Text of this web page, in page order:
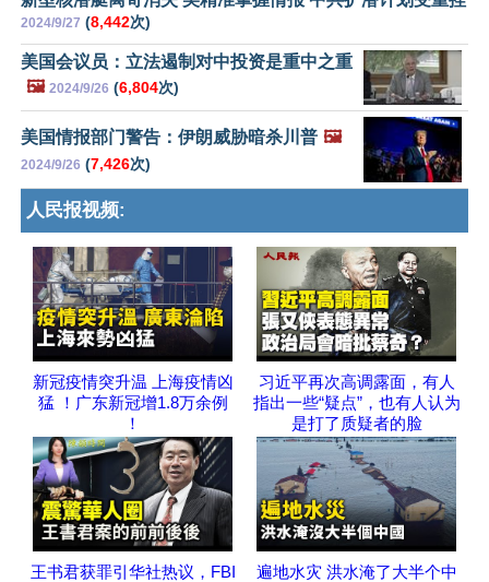
2024/9/27 (8,442次)
美国会议员：立法遏制对中投资是重中之重
🖼️ 2024/9/26 (6,804次)
美国情报部门警告：伊朗威胁暗杀川普 🖼️
2024/9/26 (7,426次)
人民报视频:
新冠疫情突升温 上海疫情凶
猛 ！广东新冠增1.8万余例
！
习近平再次高调露面，有人
指出一些“疑点”，也有人认为
是打了质疑者的脸
王书君获罪引华社热议，FBI
遍地水灾 洪水淹了大半个中